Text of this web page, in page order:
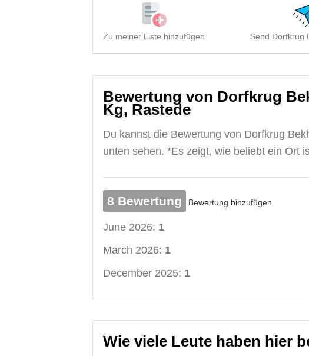
Zu meiner Liste hinzufügen Send Dorfkrug
Bewertung von Dorfkrug
Kg, Rastede
Du kannst die Bewertung von Dorfkrug
unten sehen. *Es zeigt, wie beliebt ein Ort
8 Bewertung Bewertung hinzufügen
June 2026: 1
March 2026: 1
December 2025: 1
Wie viele Leute haben hier